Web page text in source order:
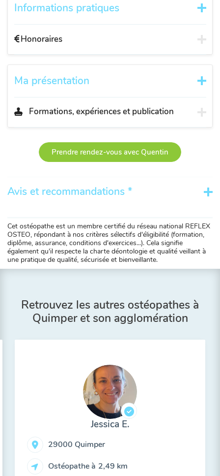
Informations pratiques
Honoraires
Ma présentation
Formations, expériences et publication
Prendre rendez-vous avec Quentin
Avis et recommandations *
Cet ostéopathe est un membre certifié du réseau national REFLEX
OSTEO, répondant à nos critères sélectifs d'éligibilité (formation,
diplôme, assurance, conditions d'exercices...). Cela signifie
également qu'il respecte la charte déontologie et qualité veillant à
une pratique de qualité, sécurisée et bienveillante.
Retrouvez les autres ostéopathes à
Quimper et son agglomération
Jessica E.
29000 Quimper
Ostéopathe à 2,49 km